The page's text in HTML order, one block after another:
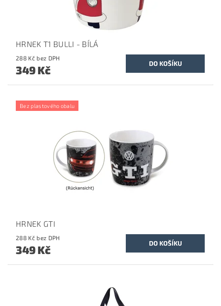
HRNEK T1 BULLI - BÍLÁ
288 Kč bez DPH
349 Kč
Bez plastového obalu
HRNEK GTI
288 Kč bez DPH
349 Kč